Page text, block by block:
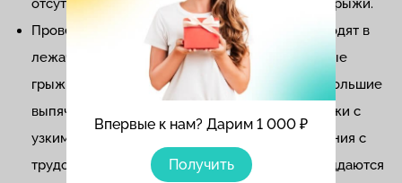
Впервые к нам? Дарим 1 000 ₽
Получить
отсутствует, есть подозрение на ущемление грыжи.
Проверяют вправляемость – процедуру проводят в
лежачем положении. Обычные косые и прямые
грыжи должны легко вправляться на место. Большие
выпячивания, а также скользящие грыжи, грыжи с
узким отверстием и высоким риском ущемления с
трудом поддаются этой процедуре или не поддаются